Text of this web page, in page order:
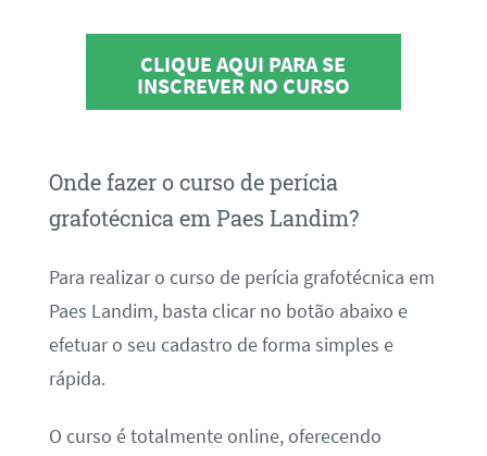
CLIQUE AQUI PARA SE
INSCREVER NO CURSO
Onde fazer o curso de perícia
grafotécnica em Paes Landim?
Para realizar o curso de perícia grafotécnica em
Paes Landim, basta clicar no botão abaixo e
efetuar o seu cadastro de forma simples e
rápida.
O curso é totalmente online, oferecendo